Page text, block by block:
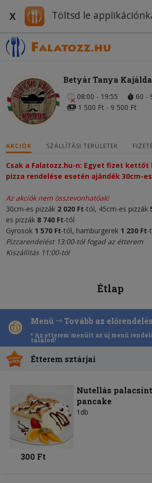
X Töltsd le
Betyár Tanya Kajálda
08:00 - 19:55
60 -
1 500 Ft - 9 500 Ft
AKCIÓK SZÁLLÍTÁSI TERÜLETEK
Csak a Falatozz.hu-n: Egyet fizet kettőt
pizza rendelése esetén ajándék 30cm-
Az akciók nem összevonhatóak!
30cm-es pizzák 2 020 Ft-tól, 45cm-es pizzák
es pizzák 8 740 Ft-tól
Gyrosok 1 570 Ft-tól, hamburgerek 1 230 Ft-
Pizzarendelést 13:00-tól fogad az étterem
Kiszállítás 11:00-tól
Étlap
Menü Tovább az
* Az étterem menüit az új menü
találod!
Étterem sztárjai
Nutellás
pancake
1db
300 Ft